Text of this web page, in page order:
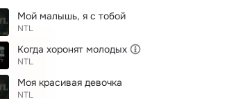
Мой малышь, я с тобой
NTL
Когда хоронят молодых
NTL
Моя красивая девочка
NTL